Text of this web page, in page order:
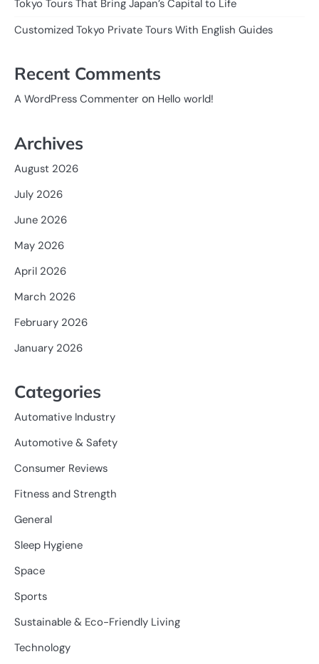
Tokyo Tours That Bring Japan’s Capital to Life
Customized Tokyo Private Tours With English Guides
Recent Comments
A WordPress Commenter on Hello world!
Archives
August 2026
July 2026
June 2026
May 2026
April 2026
March 2026
February 2026
January 2026
Categories
Automative Industry
Automotive & Safety
Consumer Reviews
Fitness and Strength
General
Sleep Hygiene
Space
Sports
Sustainable & Eco-Friendly Living
Technology